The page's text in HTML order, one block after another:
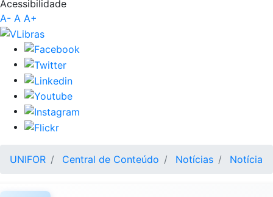
Acessibilidade
A- A A+
UNIFOR Central de Conteúdo Notícias Notícia